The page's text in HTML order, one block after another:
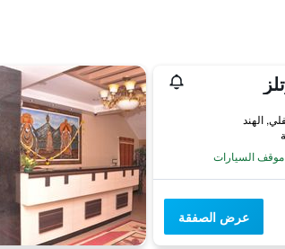
موقف السيارات
عرض الصفقة